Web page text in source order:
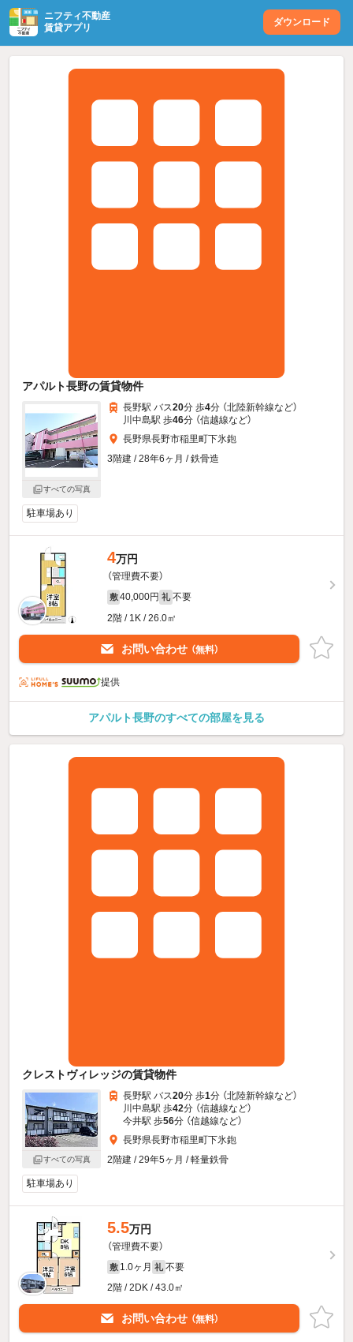
ニフティ不動産
賃貸アプリ
ダウンロード
アパルト長野の賃貸物件
すべての写真
長野駅 バス20分 歩4分 （北陸新幹線など）
川中島駅 歩46分 （信越線など）
長野県長野市稲里町下氷鉋
3階建 / 28年6ヶ月 / 鉄骨造
駐車場あり
4万円
（管理費不要）
敷 40,000円 礼 不要
2階 / 1K / 26.0㎡
お問い合わせ （無料）
提供
アパルト長野のすべての部屋を見る
クレストヴィレッジの賃貸物件
すべての写真
長野駅 バス20分 歩1分 （北陸新幹線など）
川中島駅 歩42分 （信越線など）
今井駅 歩56分 （信越線など）
長野県長野市稲里町下氷鉋
2階建 / 29年5ヶ月 / 軽量鉄骨
駐車場あり
5.5万円
（管理費不要）
敷 1.0ヶ月 礼 不要
2階 / 2DK / 43.0㎡
お問い合わせ （無料）